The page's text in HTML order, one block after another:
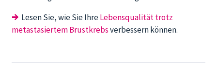
→ Lesen Sie, wie Sie IhreLebensqualität trotz
metastasiertem Brustkrebsverbessern können.